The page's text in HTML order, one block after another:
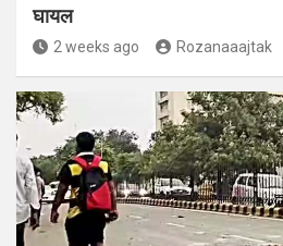
घायल
2 weeks ago Rozanaaajtak